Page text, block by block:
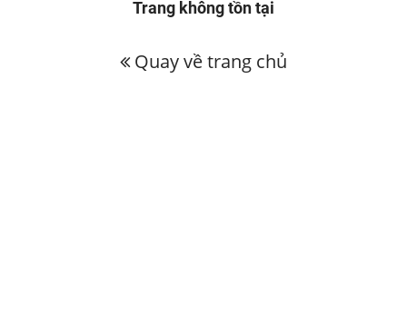
Trang không tồn tại
Quay về trang chủ